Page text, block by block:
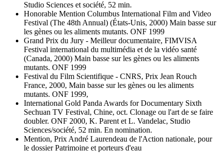
Studio Sciences et société, 52 min.
Honorable Mention Columbus International Film and Video
Festival (The 48th Annual) (États-Unis, 2000) Main basse sur
les gènes ou les aliments mutants. ONF 1999
Grand Prix du Jury - Meilleur documentaire, FIMVISA
Festival international du multimédia et de la vidéo santé
(Canada, 2000) Main basse sur les gènes ou les aliments
mutants. ONF 1999
Festival du Film Scientifique - CNRS, Prix Jean Rouch
France, 2000, Main basse sur les gènes ou les aliments
mutants. ONF 1999,
International Gold Panda Awards for Documentary Sixth
Sechuan TV Festival, Chine, oct. Clonage ou l'art de se faire
doubler. ONF 2000, K. Parent et L. Vandelac, Studio
Sciences/société, 52 min. En nomination.
Mention, Prix André Laurendeau de l'Action nationale, pour
le dossier Patrimoine et porteurs d'eau